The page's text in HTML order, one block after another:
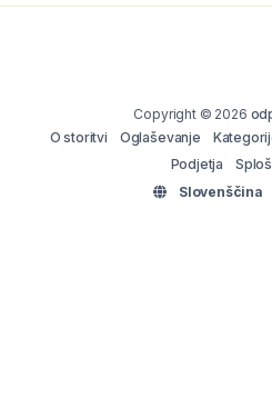
Copyright © 2026
O storitvi
Oglaševanje
Podjetja
Slovenščina